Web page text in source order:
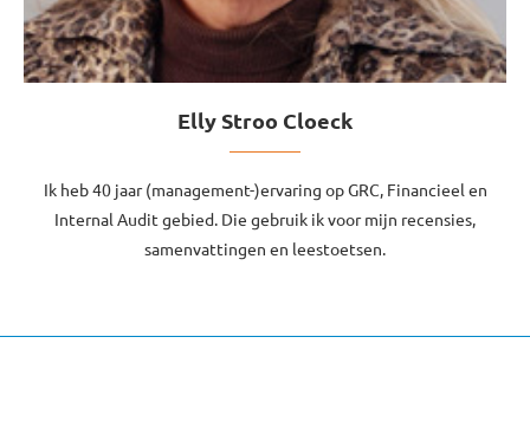
Elly Stroo Cloeck
Ik heb 40 jaar (management-)ervaring op GRC, Financieel en
Internal Audit gebied. Die gebruik ik voor mijn recensies,
samenvattingen en leestoetsen.